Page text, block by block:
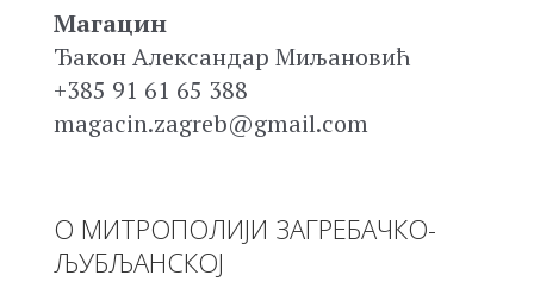
Магацин
Ђакон Александар Миљановић
+385 91 61 65 388
magacin.zagreb@gmail.com
О МИТРОПОЛИЈИ ЗАГРЕБАЧКО-
ЉУБЉАНСКОЈ